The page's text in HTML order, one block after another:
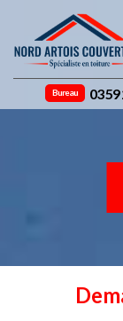
Bureau 03 59